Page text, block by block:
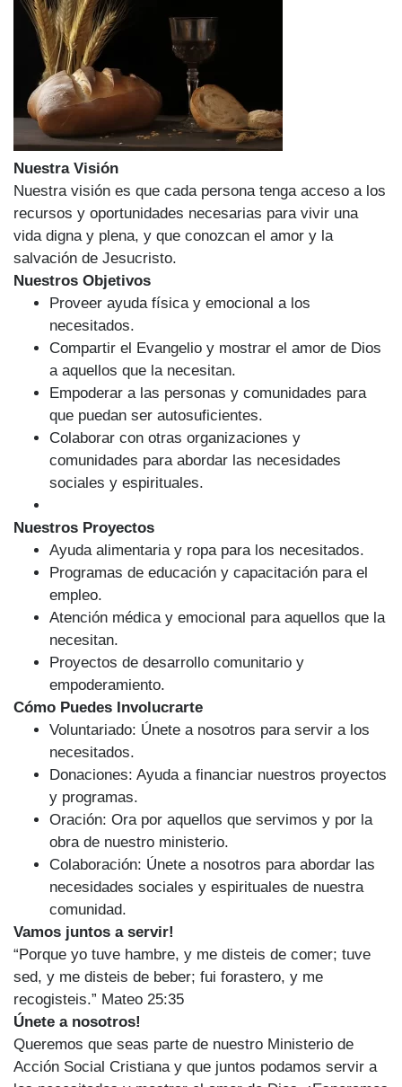
Nuestra Visión
Nuestra visión es que cada persona tenga acceso a los
recursos y oportunidades necesarias para vivir una
vida digna y plena, y que conozcan el amor y la
salvación de Jesucristo.
Nuestros Objetivos
Proveer ayuda física y emocional a los
necesitados.
Compartir el Evangelio y mostrar el amor de Dios
a aquellos que la necesitan.
Empoderar a las personas y comunidades para
que puedan ser autosuficientes.
Colaborar con otras organizaciones y
comunidades para abordar las necesidades
sociales y espirituales.
Nuestros Proyectos
Ayuda alimentaria y ropa para los necesitados.
Programas de educación y capacitación para el
empleo.
Atención médica y emocional para aquellos que la
necesitan.
Proyectos de desarrollo comunitario y
empoderamiento.
Cómo Puedes Involucrarte
Voluntariado: Únete a nosotros para servir a los
necesitados.
Donaciones: Ayuda a financiar nuestros proyectos
y programas.
Oración: Ora por aquellos que servimos y por la
obra de nuestro ministerio.
Colaboración: Únete a nosotros para abordar las
necesidades sociales y espirituales de nuestra
comunidad.
Vamos juntos a servir!
“Porque yo tuve hambre, y me disteis de comer; tuve
sed, y me disteis de beber; fui forastero, y me
recogisteis.” Mateo 25:35
Únete a nosotros!
Queremos que seas parte de nuestro Ministerio de
Acción Social Cristiana y que juntos podamos servir a